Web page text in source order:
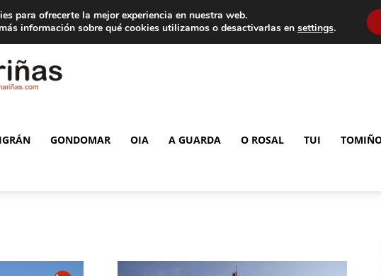
de publicidad
GONDOMAR OIA A GUARDA O ROSAL TUI
para ofrecerte la mejor experiencia en nuestra web.
información sobre qué cookies utilizamos o desactivarlas en settings.